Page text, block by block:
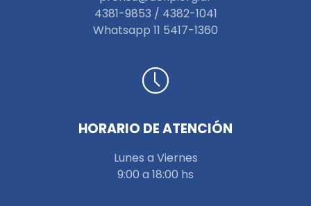
4381-9853 / 4382-1041
Whatsapp 11 5417-1360
HORARIO DE ATENCIÓN
Lunes a Viernes
9:00 a 18:00 hs